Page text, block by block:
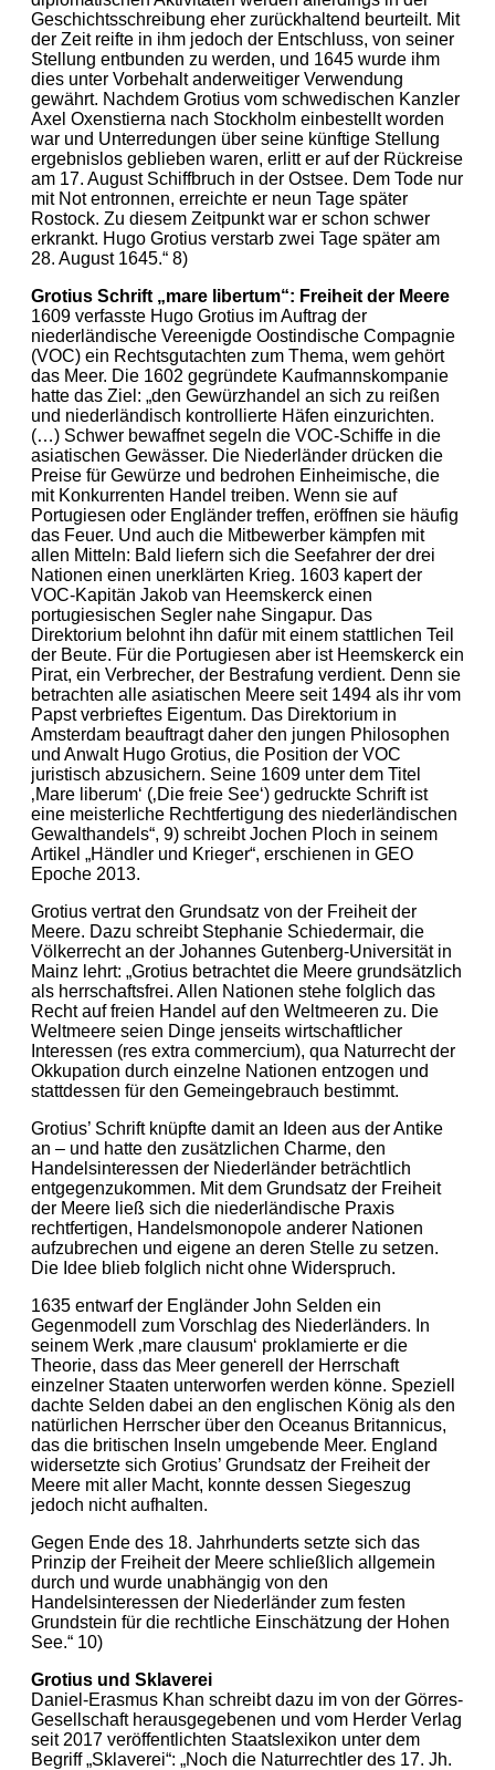
Geschichtsschreibung eher zurückhaltend beurteilt. Mit
der Zeit reifte in ihm jedoch der Entschluss, von seiner
Stellung entbunden zu werden, und 1645 wurde ihm
dies unter Vorbehalt anderweitiger Verwendung
gewährt. Nachdem Grotius vom schwedischen Kanzler
Axel Oxenstierna nach Stockholm einbestellt worden
war und Unterredungen über seine künftige Stellung
ergebnislos geblieben waren, erlitt er auf der Rückreise
am 17. August Schiffbruch in der Ostsee. Dem Tode nur
mit Not entronnen, erreichte er neun Tage später
Rostock. Zu diesem Zeitpunkt war er schon schwer
erkrankt. Hugo Grotius verstarb zwei Tage später am
28. August 1645.“ 8)
Grotius Schrift „mare libertum“: Freiheit der Meere
1609 verfasste Hugo Grotius im Auftrag der
niederländische Vereenigde Oostindische Compagnie
(VOC) ein Rechtsgutachten zum Thema, wem gehört
das Meer. Die 1602 gegründete Kaufmannskompanie
hatte das Ziel: „den Gewürzhandel an sich zu reißen
und niederländisch kontrollierte Häfen einzurichten.
(…) Schwer bewaffnet segeln die VOC-Schiffe in die
asiatischen Gewässer. Die Niederländer drücken die
Preise für Gewürze und bedrohen Einheimische, die
mit Konkurrenten Handel treiben. Wenn sie auf
Portugiesen oder Engländer treffen, eröffnen sie häufig
das Feuer. Und auch die Mitbewerber kämpfen mit
allen Mitteln: Bald liefern sich die Seefahrer der drei
Nationen einen unerklärten Krieg. 1603 kapert der
VOC-Kapitän Jakob van Heemskerck einen
portugiesischen Segler nahe Singapur. Das
Direktorium belohnt ihn dafür mit einem stattlichen Teil
der Beute. Für die Portugiesen aber ist Heemskerck ein
Pirat, ein Verbrecher, der Bestrafung verdient. Denn sie
betrachten alle asiatischen Meere seit 1494 als ihr vom
Papst verbrieftes Eigentum. Das Direktorium in
Amsterdam beauftragt daher den jungen Philosophen
und Anwalt Hugo Grotius, die Position der VOC
juristisch abzusichern. Seine 1609 unter dem Titel
‚Mare liberum‘ (‚Die freie See‘) gedruckte Schrift ist
eine meisterliche Rechtfertigung des niederländischen
Gewalthandels“, 9) schreibt Jochen Ploch in seinem
Artikel „Händler und Krieger“, erschienen in GEO
Epoche 2013.
Grotius vertrat den Grundsatz von der Freiheit der
Meere. Dazu schreibt Stephanie Schiedermair, die
Völkerrecht an der Johannes Gutenberg-Universität in
Mainz lehrt: „Grotius betrachtet die Meere grundsätzlich
als herrschaftsfrei. Allen Nationen stehe folglich das
Recht auf freien Handel auf den Weltmeeren zu. Die
Weltmeere seien Dinge jenseits wirtschaftlicher
Interessen (res extra commercium), qua Naturrecht der
Okkupation durch einzelne Nationen entzogen und
stattdessen für den Gemeingebrauch bestimmt.
Grotius’ Schrift knüpfte damit an Ideen aus der Antike
an – und hatte den zusätzlichen Charme, den
Handelsinteressen der Niederländer beträchtlich
entgegenzukommen. Mit dem Grundsatz der Freiheit
der Meere ließ sich die niederländische Praxis
rechtfertigen, Handelsmonopole anderer Nationen
aufzubrechen und eigene an deren Stelle zu setzen.
Die Idee blieb folglich nicht ohne Widerspruch.
1635 entwarf der Engländer John Selden ein
Gegenmodell zum Vorschlag des Niederländers. In
seinem Werk ‚mare clausum‘ proklamierte er die
Theorie, dass das Meer generell der Herrschaft
einzelner Staaten unterworfen werden könne. Speziell
dachte Selden dabei an den englischen König als den
natürlichen Herrscher über den Oceanus Britannicus,
das die britischen Inseln umgebende Meer. England
widersetzte sich Grotius’ Grundsatz der Freiheit der
Meere mit aller Macht, konnte dessen Siegeszug
jedoch nicht aufhalten.
Gegen Ende des 18. Jahrhunderts setzte sich das
Prinzip der Freiheit der Meere schließlich allgemein
durch und wurde unabhängig von den
Handelsinteressen der Niederländer zum festen
Grundstein für die rechtliche Einschätzung der Hohen
See.“ 10)
Grotius und Sklaverei
Daniel-Erasmus Khan schreibt dazu im von der Görres-
Gesellschaft herausgegebenen und vom Herder Verlag
seit 2017 veröffentlichten Staatslexikon unter dem
Begriff „Sklaverei“: „Noch die Naturrechtler des 17. Jh.